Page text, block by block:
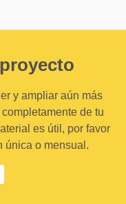
y ampliar aún más
de tu
es útil, por favor
única o mensual.